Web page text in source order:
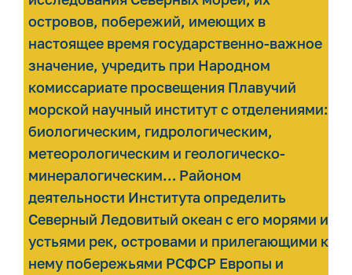
островов, побережий, имеющих в
настоящее время государственно-важное
значение, учредить при Народном
комиссариате просвещения Плавучий
морской научный институт с отделениями:
биологическим, гидрологическим,
метеорологическим и геологическо-
минералогическим… Районом
деятельности Института определить
Северный Ледовитый океан с его морями и
устьями рек, островами и прилегающими к
нему побережьями РСФСР Европы и